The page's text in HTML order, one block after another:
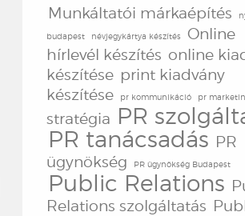
Munkáltatói márkaépítés
budapest névjegykártya készítés
Online
hírlevél készítés online
készítése print kiadvány
készítése
pr kommunikáció pr
stratégia PR
PR tanácsadás PR
ügynökség
PR ügynökség Budapest
Public Relations
Relations szolgáltatás